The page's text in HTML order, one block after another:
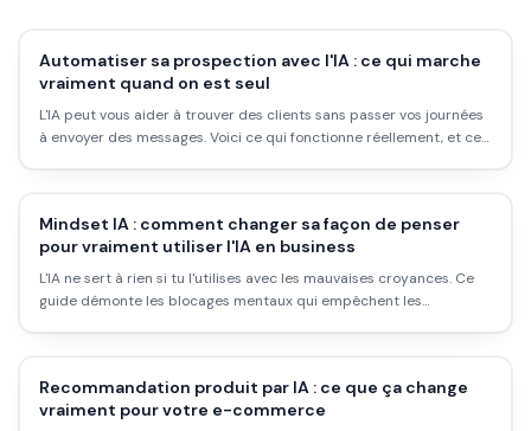
Automatiser sa prospection avec l'IA : ce qui marche
vraiment quand on est seul
L'IA peut vous aider à trouver des clients sans passer vos journées
à envoyer des messages. Voici ce qui fonctionne réellement, et ce
Mindset IA : comment changer sa façon de penser
pour vraiment utiliser l'IA en business
L'IA ne sert à rien si tu l'utilises avec les mauvaises croyances. Ce
guide démonte les blocages mentaux qui empêchent les
Recommandation produit par IA : ce que ça change
vraiment pour votre e-commerce